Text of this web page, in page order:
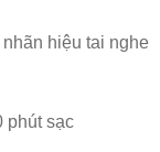
hiệu tai nghe
phút sạc